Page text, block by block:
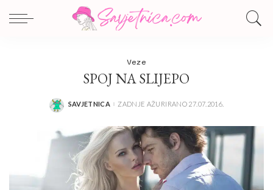
Veze
SPOJ NA SLIJEPO
POSTED
SAVJETNICA ZADNJE AŽURIRANO 27.07.2016.